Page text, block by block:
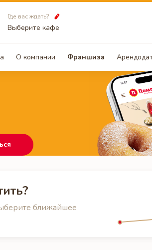
Где вас ждать?
Выберите кафе
О компании Франшиза
ближайшее